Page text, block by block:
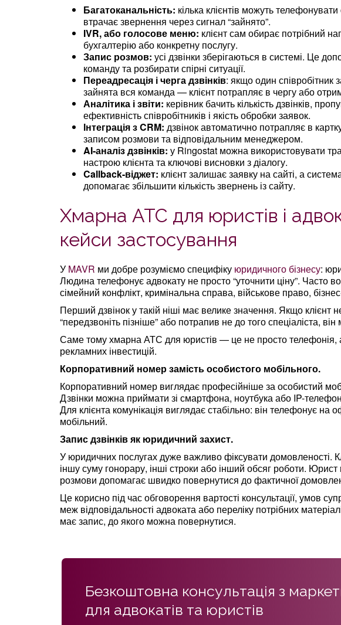
Багатоканальність: кілька клієнтів можуть
втрачає звернення через сигнал “зайнято”.
IVR, або голосове меню: клієнт сам обирає потрібний
бухгалтерію або конкретну послугу.
Запис розмов: усі дзвінки зберігаються в системі. Це
команду та розбирати спірні ситуації.
Переадресація і черга дзвінків: якщо один співробітник
зайнята вся команда — клієнт потрапляє в чергу або
Аналітика і звіти: керівник бачить кількість дзвінків,
ефективність співробітників і якість обробки заявок.
Інтеграція з CRM: дзвінок автоматично потрапляє в
записом розмови та відповідальним менеджером.
AI-аналіз дзвінків: у Ringostat можна використовувати
настрою клієнта та ключові висновки з діалогу.
Callback-віджет: клієнт залишає заявку на сайті, а
допомагає збільшити кількість звернень із сайту.
Хмарна АТС для юристів і
кейси застосування
У MAVR ми добре розуміємо специфіку юридичного бізнесу:
Людина телефонує адвокату не просто “уточнити ціну”. Часто
сімейний конфлікт, кримінальна справа, військове право,
Перший дзвінок у такій ніші має велике значення. Якщо клієнт
“передзвоніть пізніше” або потрапив не до того спеціаліста,
Саме тому хмарна АТС для юристів — це не просто телефонія,
рекламних інвестицій.
Корпоративний номер замість особистого мобільного.
Корпоративний номер виглядає професійніше за особистий
Дзвінки можна приймати зі смартфона, ноутбука або IP-
Для клієнта комунікація виглядає стабільно: він телефонує на
мобільний.
Запис дзвінків як юридичний захист.
У юридичних послугах дуже важливо фіксувати домовленості.
іншу суму гонорару, інші строки або інший обсяг роботи.
розмови допомагає швидко повернутися до фактичної
Це корисно під час обговорення вартості консультації, умов
меж відповідальності адвоката або переліку потрібних
має запис, до якого можна повернутися.
Безкоштовна консультація з
для адвокатів та юристів